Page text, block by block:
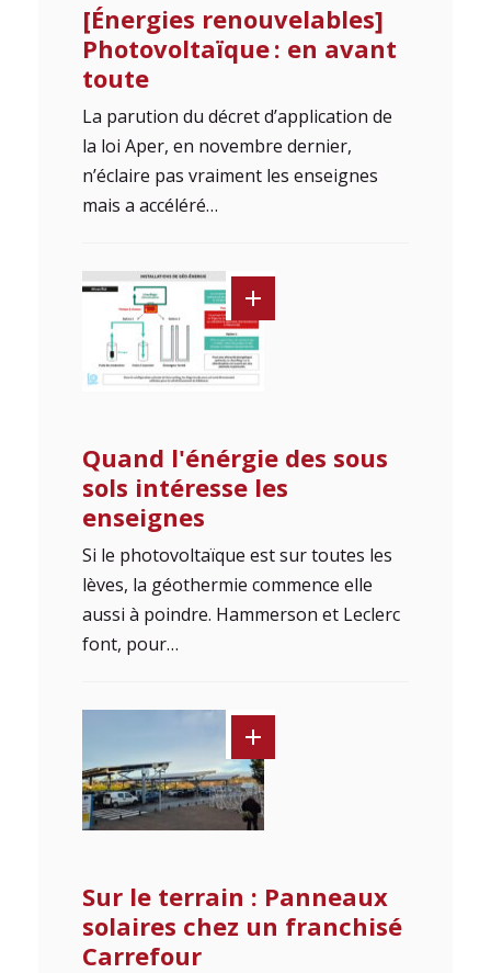
[Énergies renouvelables]
Photovoltaïque : en avant
toute
La parution du décret d’application de
la loi Aper, en novembre dernier,
n’éclaire pas vraiment les enseignes
mais a accéléré…
Quand l'énérgie des sous
sols intéresse les
enseignes
Si le photovoltaïque est sur toutes les
lèves, la géothermie commence elle
aussi à poindre. Hammerson et Leclerc
font, pour…
Sur le terrain : Panneaux
solaires chez un franchisé
Carrefour